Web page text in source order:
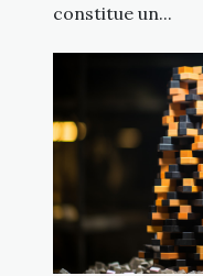
constitue un...